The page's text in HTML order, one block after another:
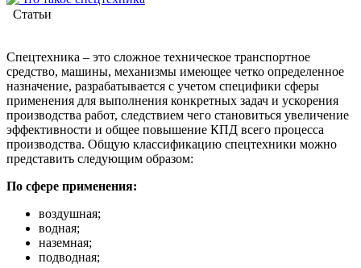
Статьи
Спецтехника – это сложное техническое транспортное
средство, машины, механизмы имеющее четко определенное
назначение, разрабатывается с учетом специфики сферы
применения для выполнения конкретных задач и ускорения
производства работ, следствием чего становиться увеличение
эффективности и общее повышение КПД всего процесса
производства. Общую классификацию спецтехники можно
представить следующим образом:
По сфере применения:
воздушная;
водная;
наземная;
подводная;